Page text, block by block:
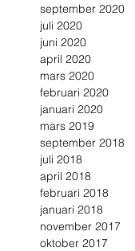
september 2020
juli 2020
juni 2020
april 2020
mars 2020
februari 2020
januari 2020
mars 2019
september 2018
juli 2018
april 2018
februari 2018
januari 2018
november 2017
oktober 2017